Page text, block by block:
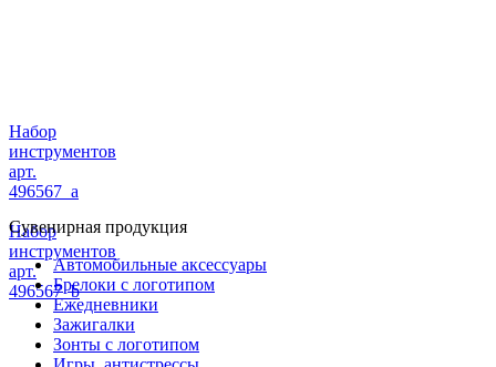
Набор
инструментов
арт.
496567_a
Набор
инструментов
арт.
496567_b
Сувенирная продукция
Автомобильные аксессуары
Брелоки с логотипом
Ежедневники
Зажигалки
Зонты с логотипом